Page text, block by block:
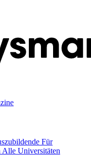
Für
Alle Universitäten